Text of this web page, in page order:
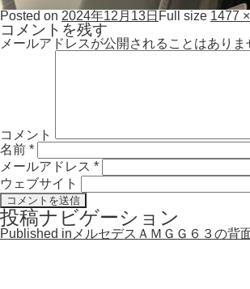
Posted on 2024年12月13日 Full size 1477
コメントを残す
メールアドレスが公開されることはありま
コメント
名前 *
メールアドレス *
ウェブサイト
投稿ナビゲーション
Published in メルセデスＡＭＧＧ６３の背